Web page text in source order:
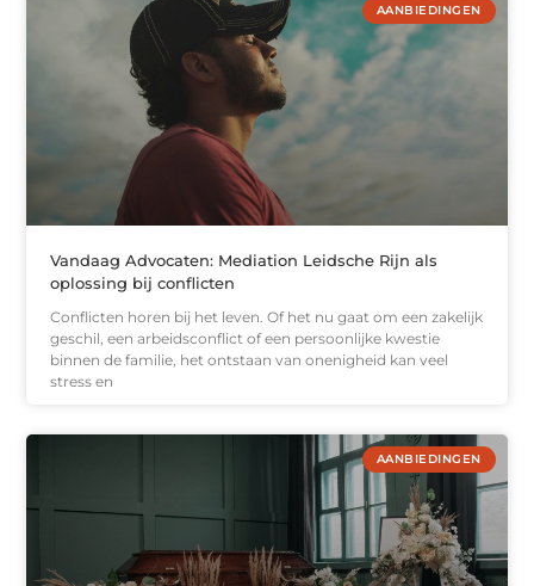
AANBIEDINGEN
Vandaag Advocaten: Mediation Leidsche Rijn als
oplossing bij conflicten
Conflicten horen bij het leven. Of het nu gaat om een zakelijk
geschil, een arbeidsconflict of een persoonlijke kwestie
binnen de familie, het ontstaan van onenigheid kan veel
stress en
AANBIEDINGEN